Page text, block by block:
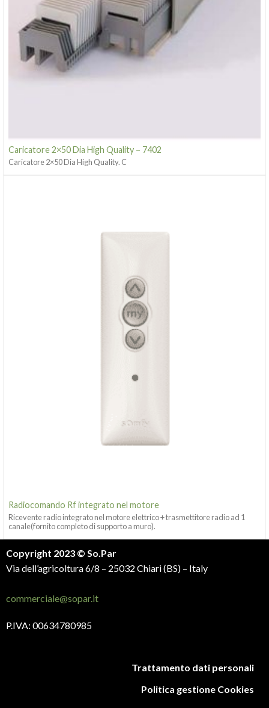
Caricatore 2×50 Dia High Quality – 7402
Caricatore 2×50 Dia High Quality. C
Radiocomando Rf integrato nel motore
Ricevente radio integrato nel motore elettrico + trasmettitore radio ad 1
canale(fornito completo di supporto a muro).
Copyright 2023 © So.Par
Via dell’agricoltura 6/8 – 25032 Chiari (BS) – Italy
commerciale@sopar.it
P.IVA: 00634780985
Trattamento dati personali
Politica gestione Cookies